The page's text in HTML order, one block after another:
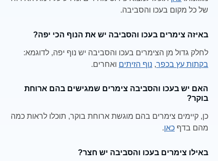
של כל מקום בעכו והסביבה.
באיזה צימרים בעכו והסביבה יש את הנוף הכי יפה?
לחלק גדול מן הצימרים בעכו והסביבה יש נוף יפה, לדוגמא:
בקתות עץ בכפר, נוף הזיתים ואחרים.
האם יש בעכו והסביבה צימרים שמגישים בהם ארוחת
בוקר?
כן, קיימים צימרים בהם מוגשת ארוחת בוקר, תוכלו לראות כמה
מהם בדף כאן.
באילו צימרים בעכו והסביבה יש חצר?